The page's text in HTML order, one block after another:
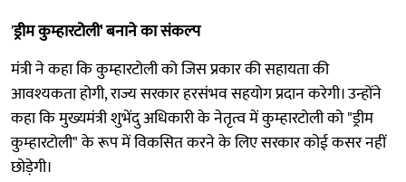
'ड्रीम कुम्हारटोली' बनाने का संकल्प
मंत्री ने कहा कि कुम्हारटोली को जिस प्रकार की सहायता की
आवश्यकता होगी, राज्य सरकार हरसंभव सहयोग प्रदान करेगी। उन्होंने
कहा कि मुख्यमंत्री शुभेंदु अधिकारी के नेतृत्व में कुम्हारटोली को "ड्रीम
कुम्हारटोली" के रूप में विकसित करने के लिए सरकार कोई कसर नहीं
छोड़ेगी।